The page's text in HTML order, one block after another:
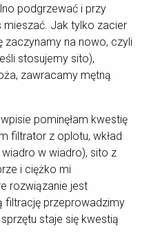
podgrzewać i przy
mieszać. Jak tylko zacier
zaczynamy na nowo, czyli
stosujemy sito),
zawracamy mętną
pominęłam kwestię
filtrator z oplotu, wkład
w wiadro), sito z
i ciężko mi
rozwiązanie jest
filtrację przeprowadzimy
staje się kwestią